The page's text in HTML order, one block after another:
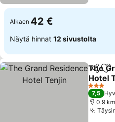
Alkaen 42 €
Näytä hinnat 12 sivustolta
Jaa
The
Hotel
3
7,5
0.9